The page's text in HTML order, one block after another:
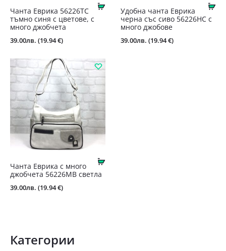
Купи
Чанта Еврика 56226ТС
тъмно синя с цветове, с
много джобчета
39.00лв. (19.94 €)
Удобна чанта Еврика
черна със сиво 56226НС с
много джобове
39.00лв. (19.94 €)
Купи
Чанта Еврика с много
джобчета 56226MB светла
39.00лв. (19.94 €)
Категории